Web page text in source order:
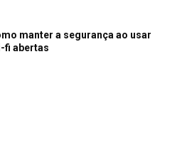
manter a segurança ao usar
fi abertas